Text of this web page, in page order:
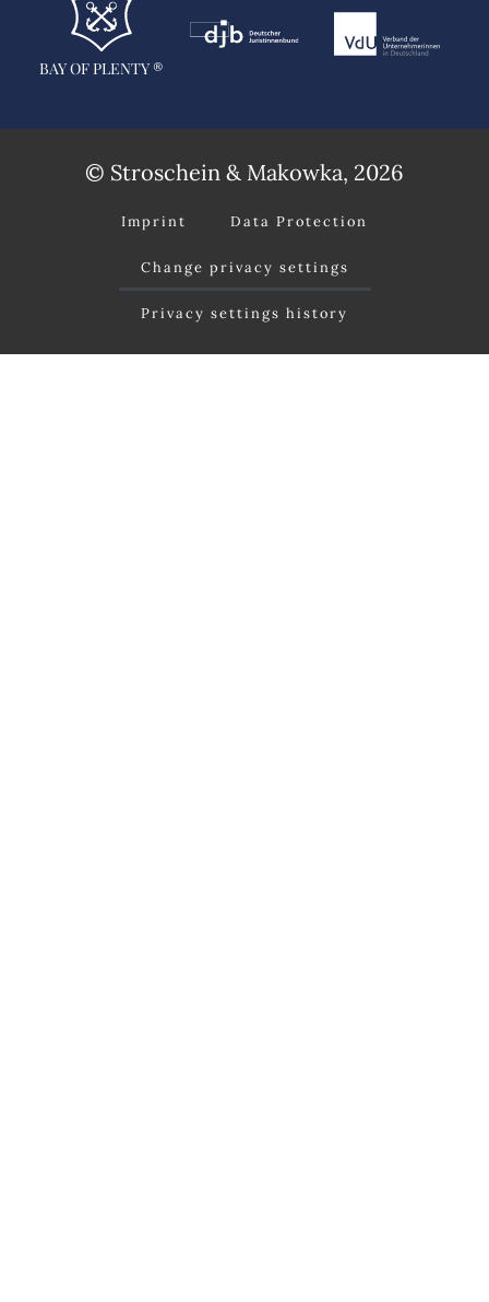
BAY OF PLENTY ®
© Stroschein & Makowka, 2026
Imprint Data Protection
Change privacy settings
Privacy settings history